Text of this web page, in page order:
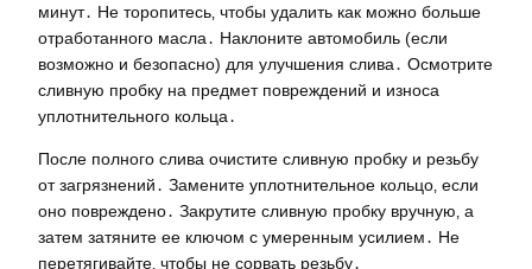
минут․ Не торопитесь‚ чтобы удалить как можно больше
отработанного масла․ Наклоните автомобиль (если
возможно и безопасно) для улучшения слива․ Осмотрите
сливную пробку на предмет повреждений и износа
уплотнительного кольца․
После полного слива очистите сливную пробку и резьбу
от загрязнений․ Замените уплотнительное кольцо‚ если
оно повреждено․ Закрутите сливную пробку вручную‚ а
затем затяните ее ключом с умеренным усилием․ Не
перетягивайте‚ чтобы не сорвать резьбу․